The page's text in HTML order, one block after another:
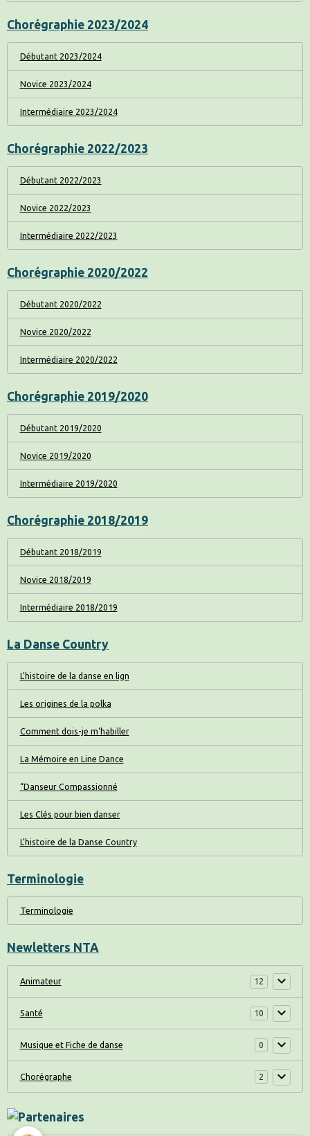
Chorégraphie 2023/2024
Débutant 2023/2024
Novice 2023/2024
Intermédiaire 2023/2024
Chorégraphie 2022/2023
Débutant 2022/2023
Novice 2022/2023
Intermédiaire 2022/2023
Chorégraphie 2020/2022
Débutant 2020/2022
Novice 2020/2022
Intermédiaire 2020/2022
Chorégraphie 2019/2020
Débutant 2019/2020
Novice 2019/2020
Intermédiaire 2019/2020
Chorégraphie 2018/2019
Débutant 2018/2019
Novice 2018/2019
Intermédiaire 2018/2019
La Danse Country
L'histoire de la danse en lign
Les origines de la polka
Comment dois-je m'habiller
La Mémoire en Line Dance
“Danseur Compassionné
Les Clés pour bien danser
L'histoire de la Danse Country
Terminologie
Terminologie
Newletters NTA
Animateur 12
Santé 10
Musique et Fiche de danse 0
Chorégraphe 2